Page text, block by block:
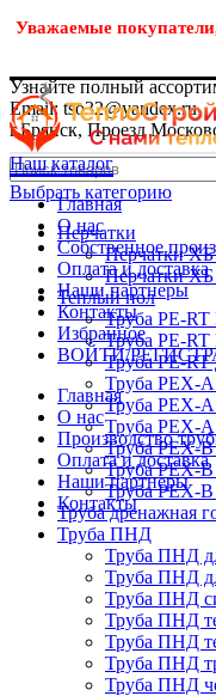
Уважаемые
Узнайте полный
Email: tso32@yandex.ru
г.Брянск, Проезд
г.Брянск, Проезд
Выбрать категорию
Перчатки
Перчатки ХБ
Перчатки
Теплый пол
Труба PE-RT
Труба PE-RT
Труба PE-RT
Труба PEX-A
Труба PEX-A
Труба PEX-A
Труба PEX-B
Труба PEX-B
Труба PEX-B
Труба дренажная
Труба ПНД
Труба ПНД
Труба ПНД
Труба ПНД
Труба ПНД
Труба ПНД
Труба ПНД
Труба ПНД
Наш каталог
Главная
О нас
Собственное
Оплата и доставка
Наши партнеры
Контакты
Избранное
ВОЙТИ/
Главная
О нас
Производство
Оплата и доставка
Наши партнеры
Контакты